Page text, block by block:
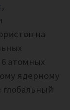
,
на
атомных
ядерному